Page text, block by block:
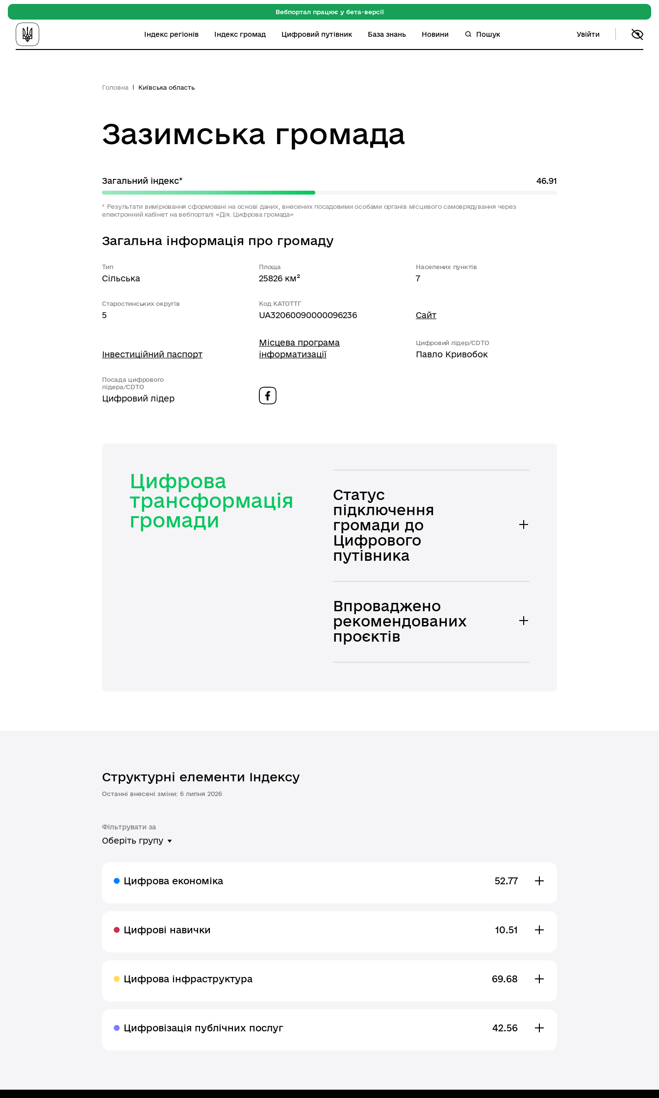
Вебпортал працює у бета-версії
Індекс регіонів Індекс громад Цифровий путівник База знань Новини Пошук Увійти
Головна Київська область
Зазимська громада
Загальний індекс* 46.91
* Результати вимірювання сформовані на основі даних, внесених посадовими особами органів місцевого самоврядування через
електронний кабінет на вебпорталі «Дія. Цифрова громада»
Загальна інформація про громаду
Тип
Сільська
Площа
25826 км²
Населених пунктів
7
Старостинських округів
5
Код КАТОТТГ
UA32060090000096236 Сайт
Інвестиційний паспорт
Місцева програма
інформатизації
Цифровий лідер/CDTO
Павло Кривобок
Посада цифрового
лідера/CDTO
Цифровий лідер
Цифрова
трансформація
громади
Статус
підключення
громади до
Цифрового
путівника
Впроваджено
рекомендованих
проєктів
Структурні елементи Індексу
Останні внесені зміни: 6 липня 2026
Фільтрувати за
Оберіть групу
Цифрова економіка 52.77
Цифрові навички 10.51
Цифрова інфраструктура 69.68
Цифровізація публічних послуг 42.56